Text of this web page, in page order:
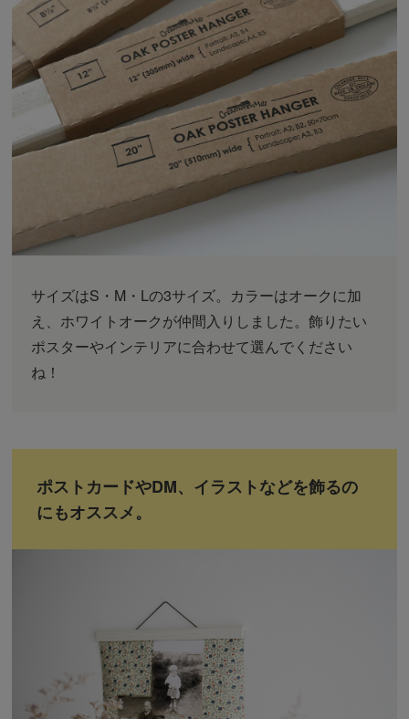
サイズはS・M・Lの3サイズ。カラーはオークに加
え、ホワイトオークが仲間入りしました。飾りたい
ポスターやインテリアに合わせて選んでください
ね！
ポストカードやDM、イラストなどを飾るの
にもオススメ。